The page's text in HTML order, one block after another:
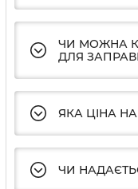
ЧИ МОЖНА
ДЛЯ
ЯКА ЦІНА
ЧИ